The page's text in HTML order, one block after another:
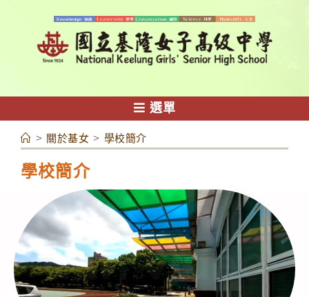
容
選單
學校簡介
> 關於基女 > 學校簡介